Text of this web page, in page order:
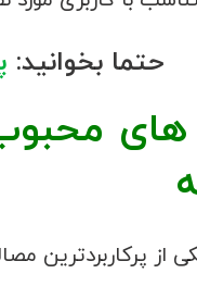
حتما بخوانید:
های
از پرکاربردترین